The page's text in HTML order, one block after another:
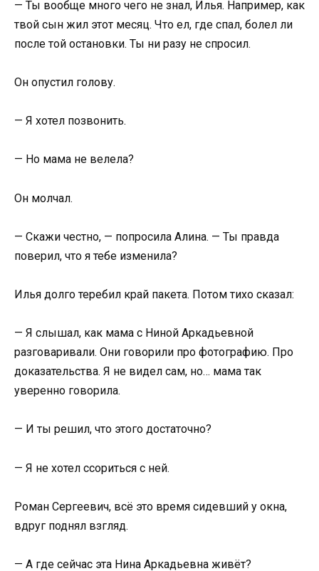
— Ты вообще много чего не знал, Илья. Например, как
твой сын жил этот месяц. Что ел, где спал, болел ли
после той остановки. Ты ни разу не спросил.
Он опустил голову.
— Я хотел позвонить.
— Но мама не велела?
Он молчал.
— Скажи честно, — попросила Алина. — Ты правда
поверил, что я тебе изменила?
Илья долго теребил край пакета. Потом тихо сказал:
— Я слышал, как мама с Ниной Аркадьевной
разговаривали. Они говорили про фотографию. Про
доказательства. Я не видел сам, но… мама так
уверенно говорила.
— И ты решил, что этого достаточно?
— Я не хотел ссориться с ней.
Роман Сергеевич, всё это время сидевший у окна,
вдруг поднял взгляд.
— А где сейчас эта Нина Аркадьевна живёт?